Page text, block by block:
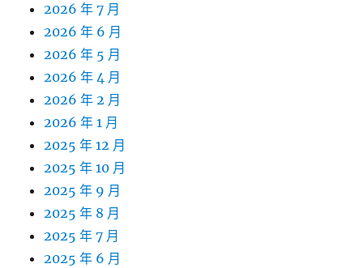
2026 年 7 月
2026 年 6 月
2026 年 5 月
2026 年 4 月
2026 年 2 月
2026 年 1 月
2025 年 12 月
2025 年 10 月
2025 年 9 月
2025 年 8 月
2025 年 7 月
2025 年 6 月